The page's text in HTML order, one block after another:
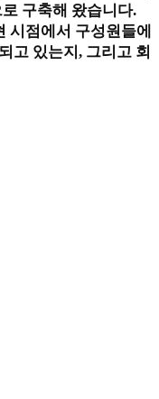
구축해 왔습니다.
시점에서 구성원들에
고 있는지, 그리고 회